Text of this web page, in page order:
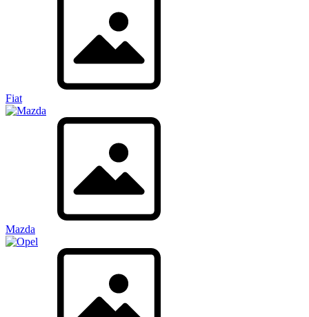
Fiat
Mazda